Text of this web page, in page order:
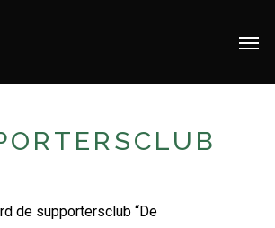
de supportersclub “De